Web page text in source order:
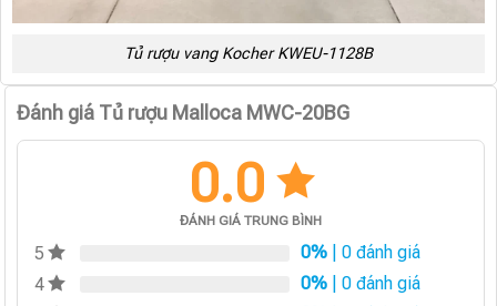
Tủ rượu vang Kocher KWEU-1128B
Đánh giá Tủ rượu Malloca MWC-20BG
0.0
ĐÁNH GIÁ TRUNG BÌNH
5 0% | 0 đánh giá
4
0% | 0 đánh giá